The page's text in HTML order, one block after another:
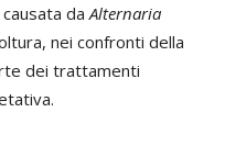
causata da Alternaria
nei confronti della
dei trattamenti